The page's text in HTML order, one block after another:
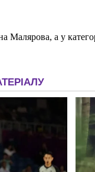
Малярова, а у